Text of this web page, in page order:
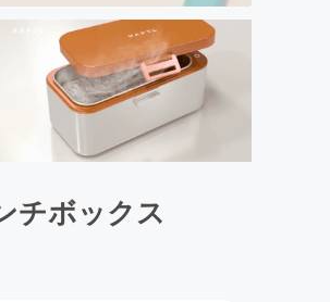
チボックス